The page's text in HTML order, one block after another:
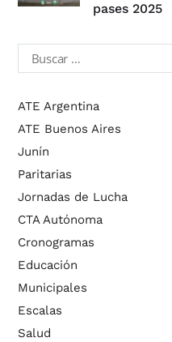
pases 2025
ATE Argentina
ATE Buenos Aires
Junín
Paritarias
Jornadas de Lucha
CTA Autónoma
Cronogramas
Educación
Municipales
Escalas
Salud